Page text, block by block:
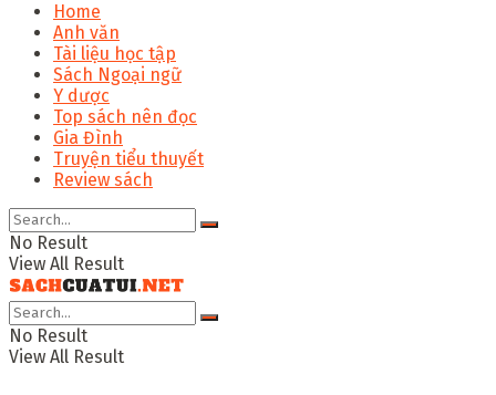
Home
Anh văn
Tài liệu học tập
Sách Ngoại ngữ
Y dược
Top sách nên đọc
Gia Đình
Truyện tiểu thuyết
Review sách
No Result
View All Result
No Result
View All Result